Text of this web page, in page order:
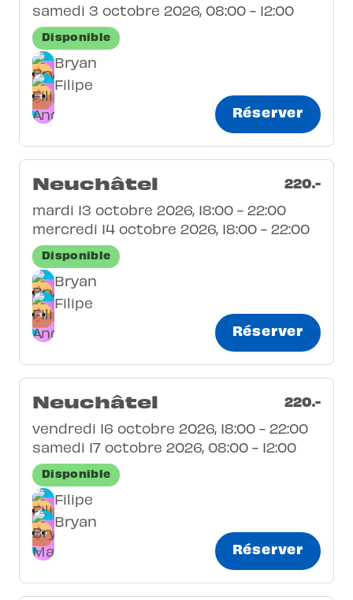
samedi 3 octobre 2026, 08:00 - 12:00
Disponible
Bryan
Filipe
Réserver
Neuchâtel 220.-
mardi 13 octobre 2026, 18:00 - 22:00
mercredi 14 octobre 2026, 18:00 - 22:00
Disponible
Bryan
Filipe
Réserver
Neuchâtel 220.-
vendredi 16 octobre 2026, 18:00 - 22:00
samedi 17 octobre 2026, 08:00 - 12:00
Disponible
Filipe
Bryan
Réserver